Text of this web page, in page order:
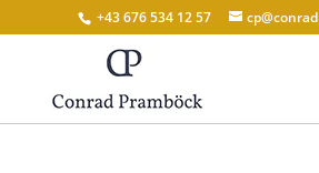
+43 676 534 12 57